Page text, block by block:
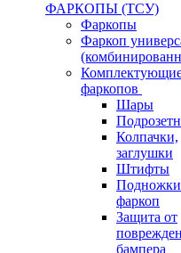
ФАРКОПЫ (ТСУ)
Фаркопы
Фаркоп
фаркопов
Шары
Колпачки,
заглушки
Штифты
фаркоп
Защита от
бампера